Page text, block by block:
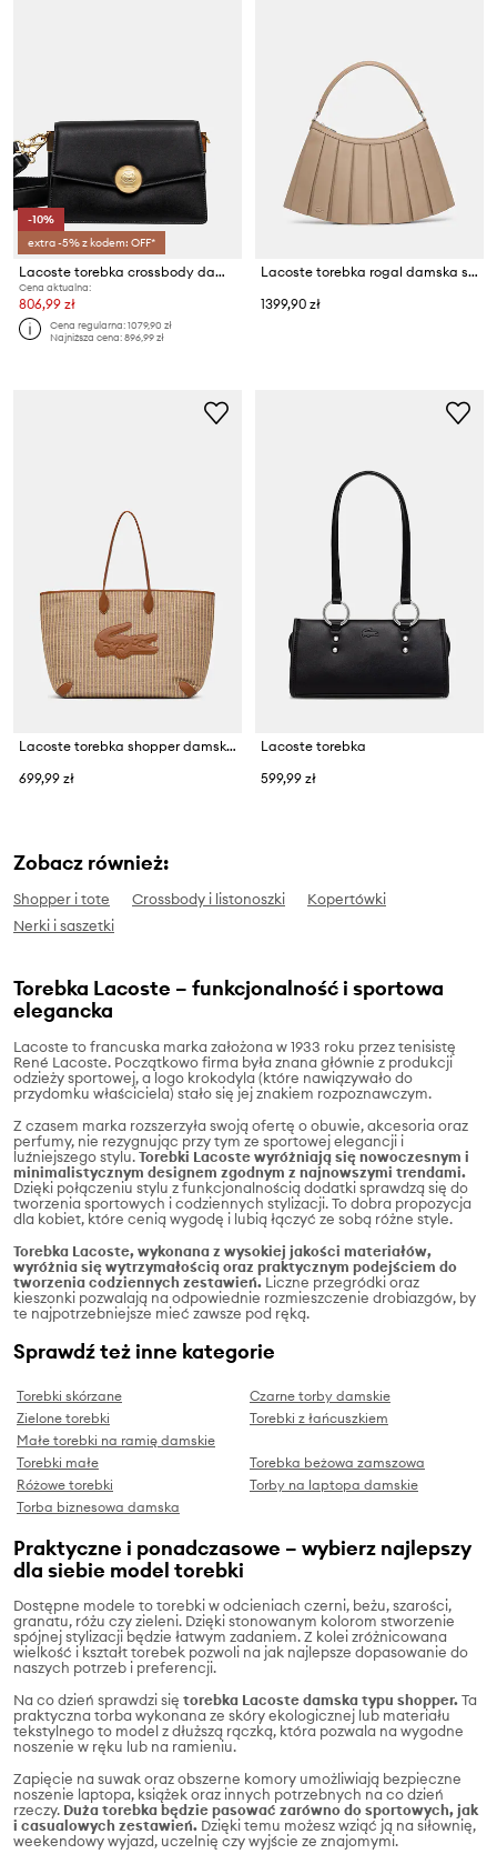
-10%
extra -5% z kodem: OFF*
Lacoste torebka crossbody damska skórzana
Cena aktualna:
806,99 zł
Cena regularna:1079,90 zł
Najniższa cena:896,99 zł
Lacoste torebka rogal damska skórzana
1399,90 zł
Lacoste torebka shopper damska pleciona
699,99 zł
Lacoste torebka
599,99 zł
Zobacz również:
Shopper i tote Crossbody i listonoszki
Kopertówki
Nerki i saszetki
Torebka Lacoste – funkcjonalność i sportowa
elegancka
Lacoste to francuska marka założona w 1933 roku przez tenisistę
René Lacoste. Początkowo firma była znana głównie z produkcji
odzieży sportowej, a logo krokodyla (które nawiązywało do
przydomku właściciela) stało się jej znakiem rozpoznawczym.
Z czasem marka rozszerzyła swoją ofertę o obuwie, akcesoria oraz
perfumy, nie rezygnując przy tym ze sportowej elegancji i
luźniejszego stylu.Torebki Lacoste wyróżniają się nowoczesnym i
minimalistycznym designem zgodnym z najnowszymi trendami.
Dzięki połączeniu stylu z funkcjonalnością dodatki sprawdzą się do
tworzenia sportowych i codziennych stylizacji. To dobra propozycja
dla kobiet, które cenią wygodę i lubią łączyć ze sobą różne style.
Torebka Lacoste, wykonana z wysokiej jakości materiałów,
wyróżnia się wytrzymałością oraz praktycznym podejściem do
tworzenia codziennych zestawień. Liczne przegródki oraz
kieszonki pozwalają na odpowiednie rozmieszczenie drobiazgów, by
te najpotrzebniejsze mieć zawsze pod ręką.
Sprawdź też inne kategorie
Torebki skórzane
Czarne torby damskie
Zielone torebki
Torebki z łańcuszkiem
Małe torebki na ramię damskie
Torebki małe
Torebka beżowa zamszowa
Różowe torebki
Torby na laptopa damskie
Torba biznesowa damska
Praktyczne i ponadczasowe – wybierz najlepszy
dla siebie model torebki
Dostępne modele to torebki w odcieniach czerni, beżu, szarości,
granatu, różu czy zieleni. Dzięki stonowanym kolorom stworzenie
spójnej stylizacji będzie łatwym zadaniem. Z kolei zróżnicowana
wielkość i kształt torebek pozwoli na jak najlepsze dopasowanie do
naszych potrzeb i preferencji.
Na co dzień sprawdzi się torebka Lacoste damska typu shopper.Ta
praktyczna torba wykonana ze skóry ekologicznej lub materiału
tekstylnego to model z dłuższą rączką, która pozwala na wygodne
noszenie w ręku lub na ramieniu.
Zapięcie na suwak oraz obszerne komory umożliwiają bezpieczne
noszenie laptopa, książek oraz innych potrzebnych na co dzień
rzeczy. Duża torebka będzie pasować zarówno do sportowych, jak
i casualowych zestawień. Dzięki temu możesz wziąć ją na siłownię,
weekendowy wyjazd, uczelnię czy wyjście ze znajomymi.